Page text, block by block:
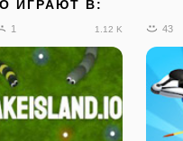
ИГРАЮТ В:
1 1.12 K 43